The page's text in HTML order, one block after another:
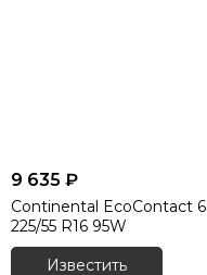
9 635 ₽
Continental EcoContact 6
225/55 R16 95W
Известить